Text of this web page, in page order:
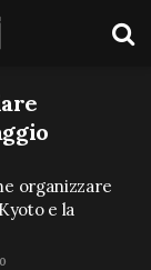
organizzare
e la
0